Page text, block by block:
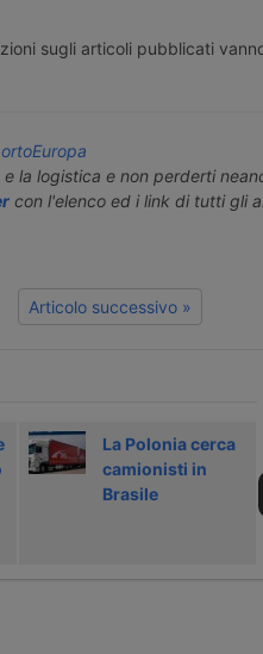
sugli articoli pubblicati
la logistica e non perderti
con l'elenco ed i link di tutti gli
Articolo successivo »
La Polonia cerca
camionisti in
Brasile